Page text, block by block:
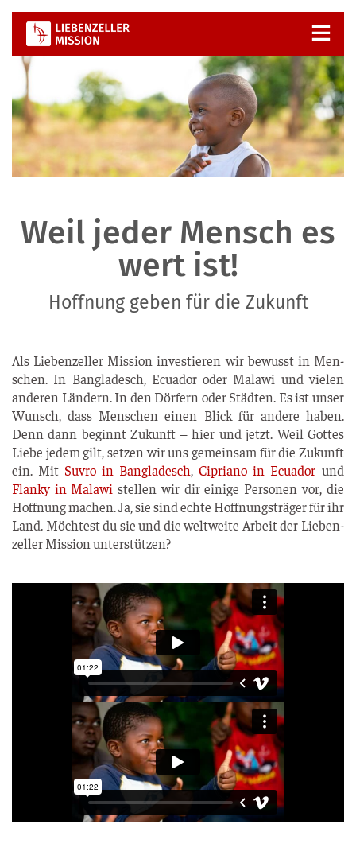
Zum
Inhalt
springen
Weil jeder Mensch es
wert ist!
Hoffnung geben für die Zukunft
Als Lie­ben­zel­ler Mis­si­on inves­tie­ren wir bewusst in Men­
schen. In Ban­gla­desch, Ecua­dor oder Mala­wi und vie­len
ande­ren Län­dern. In den Dör­fern oder Städ­ten. Es ist unser
Wunsch, dass Men­schen einen Blick für ande­re haben.
Denn dann beginnt Zukunft ­– hier und jetzt. Weil Got­tes
Lie­be jedem gilt, set­zen wir uns gemein­sam für die Zukunft
ein. Mit Suvro in Ban­gla­desch, Cipria­no in Ecua­dor und
Flan­ky in Mala­wi stel­len wir dir eini­ge Per­so­nen vor, die
Hoff­nung machen. Ja, sie sind ech­te Hoff­nungs­trä­ger für ihr
Land. Möch­test du sie und die welt­wei­te Arbeit der Lie­ben­
zel­ler Mis­si­on unterstützen?